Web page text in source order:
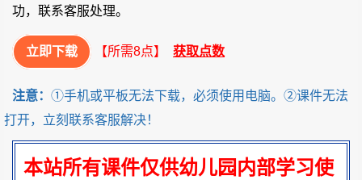
功，联系客服处理。
立即下载 【所需8点】 获取点数
注意： ①手机或平板无法下载，必须使用电脑。②课件无法
打开，立刻联系客服解决！
本站所有课件仅供幼儿园内部学习使